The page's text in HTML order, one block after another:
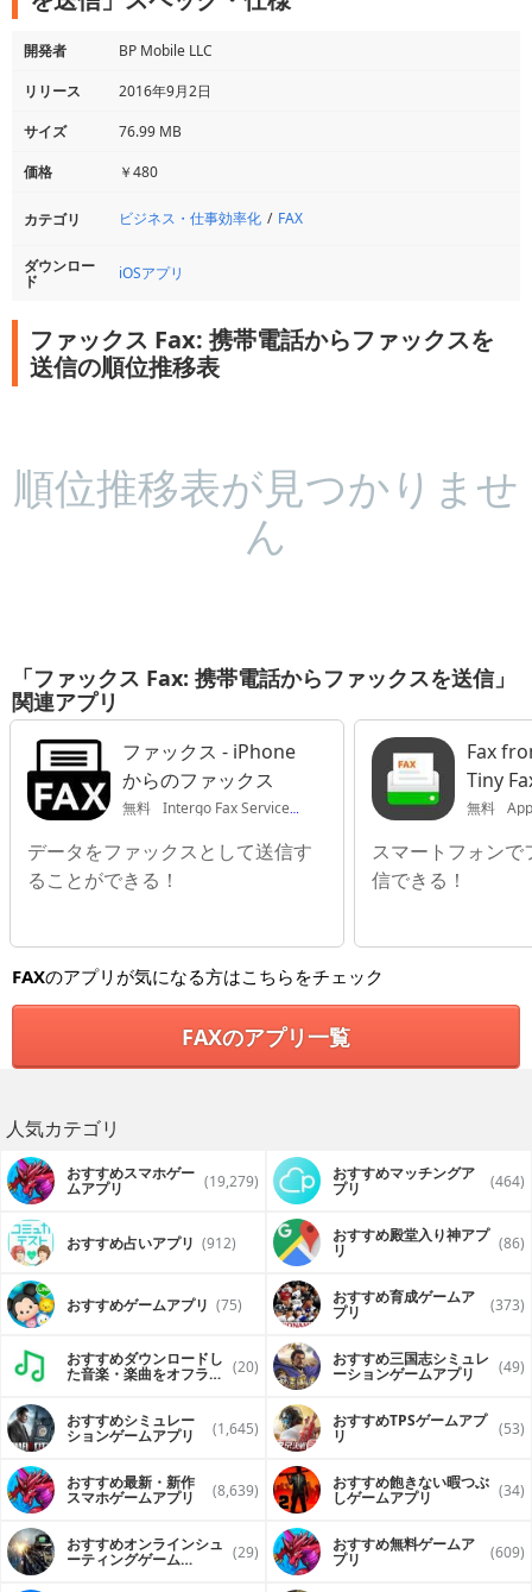
開発者
BP Mobile LLC
リリース
2016年9月2日
サイズ
76.99 MB
価格
￥480
カテゴリ ビジネス・仕事効率化 FAX
ダウンロー
ド iOSアプリ
ファックス Fax: 携帯電話からファックスを
送信の順位推移表
順位推移表が見つかりませ
ん
「ファックス Fax: 携帯電話からファックスを送信」
関連アプリ
ファックス - iPhone
からのファックス
無料 Intergo Fax Services Ltd
データをファックスとして送信す
ることができる！
Fax
Tiny
無料 Appxy
スマートフォンで
信できる！
FAXのアプリが気になる方はこちらをチェック
FAXのアプリ一覧
人気カテゴリ
おすすめスマホゲー
ムアプリ (19,279) おすすめマッチングア
プリ (464)
おすすめ占いアプリ (912) おすすめ殿堂入り神アプ
リ (86)
おすすめゲームアプリ (75) おすすめ育成ゲームア
プリ (373)
おすすめダウンロードし
た音楽・楽曲をオフライ (20) おすすめ三国志シミュレ
ーションゲームアプリ (49)
おすすめシミュレー
ションゲームアプリ (1,645) おすすめTPSゲームアプ
リ (53)
おすすめ最新・新作
スマホゲームアプリ (8,639) おすすめ飽きない暇つぶ
しゲームアプリ (34)
おすすめオンラインシュ
ーティングゲーム (29) おすすめ無料ゲームア
プリ (609)